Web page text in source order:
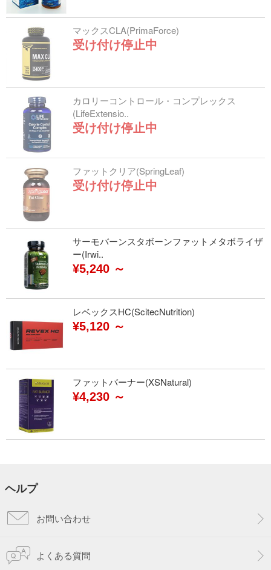
マックスCLA(PrimaForce)
受け付け停止中
カロリーコントロール・コンプレックス
(LifeExtensio..
受け付け停止中
ファットクリア(SpringLeaf)
受け付け停止中
サーモバーンスタボーンファットメタボライザ
ー(Irwi..
¥5,240 ～
レベックスHC(ScitecNutrition)
¥5,120 ～
ファットバーナー(XSNatural)
¥4,230 ～
ヘルプ
お問い合わせ
よくある質問